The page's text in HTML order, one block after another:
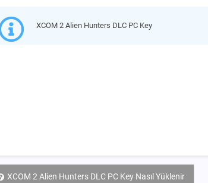
XCOM 2 Alien Hunters DLC PC Key
XCOM 2 Alien Hunters DLC PC Key Nasıl Yüklenir